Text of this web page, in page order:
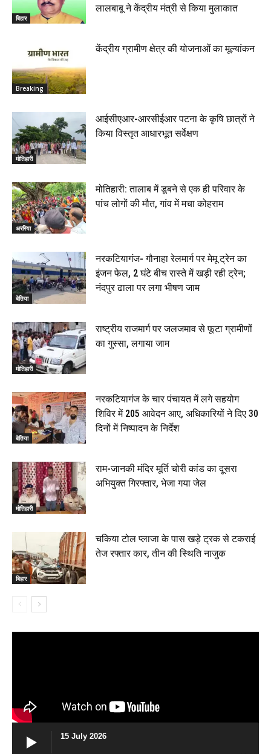
बिहार
लालबाबू ने केंद्रीय मंत्री से किया मुलाकात
Breaking
केंद्रीय ग्रामीण क्षेत्र की योजनाओं का मूल्यांकन
मोतिहारी
आईसीएआर-आरसीईआर पटना के कृषि छात्रों ने
किया विस्तृत आधारभूत सर्वेक्षण
अररिया
मोतिहारी: तालाब में डूबने से एक ही परिवार के
पांच लोगों की मौत, गांव में मचा कोहराम
बेतिया
नरकटियागंज- गौनाहा रेलमार्ग पर मेमू ट्रेन का
इंजन फेल, 2 घंटे बीच रास्ते में खड़ी रही ट्रेन;
नंदपुर ढाला पर लगा भीषण जाम
मोतिहारी
राष्ट्रीय राजमार्ग पर जलजमाव से फूटा ग्रामीणों
का गुस्सा, लगाया जाम
बेतिया
नरकटियागंज के चार पंचायत में लगे सहयोग
शिविर में 205 आवेदन आए, अधिकारियों ने दिए 30
दिनों में निष्पादन के निर्देश
मोतिहारी
राम-जानकी मंदिर मूर्ति चोरी कांड का दूसरा
अभियुक्त गिरफ्तार, भेजा गया जेल
बिहार
चकिया टोल प्लाजा के पास खड़े ट्रक से टकराई
तेज रफ्तार कार, तीन की स्थिति नाजुक
15 July 2026